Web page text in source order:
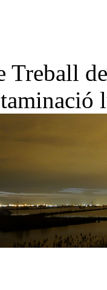
Treball